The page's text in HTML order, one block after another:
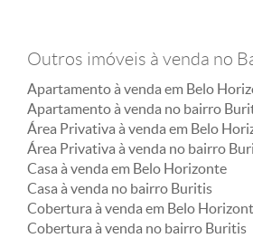
Outros imóveis à venda no
Apartamento à venda em Belo
Apartamento à venda no bairro
Área Privativa à venda em Belo
Área Privativa à venda no bairro
Casa à venda em Belo Horizonte
Casa à venda no bairro Buritis
Cobertura à venda em Belo
Cobertura à venda no bairro Buritis